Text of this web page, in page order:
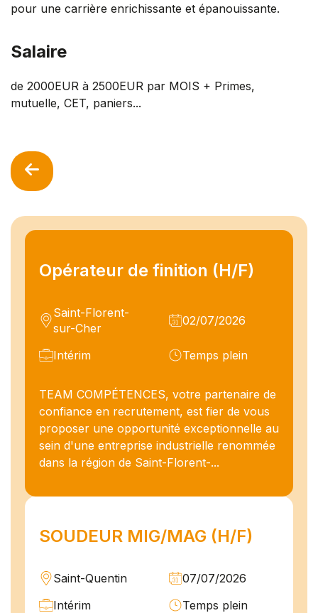
Opérateur de finition (H/F)
Saint-Florent-
sur-Cher
02/07/2026
Intérim Temps plein
TEAM COMPÉTENCES, votre partenaire de
confiance en recrutement, est fier de vous
proposer une opportunité exceptionnelle au
sein d'une entreprise industrielle renommée
dans la région de Saint-Florent-...
SOUDEUR MIG/MAG (H/F)
Saint-Quentin
07/07/2026
Intérim
Temps plein
pour une carrière enrichissante et épanouissante.
Salaire
de 2000EUR à 2500EUR par MOIS + Primes,
mutuelle, CET, paniers...